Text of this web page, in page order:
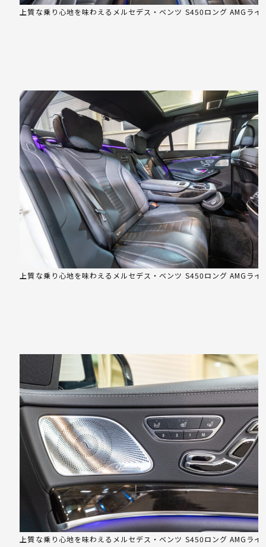
上質な乗り心地を味わえるメルセデス・ベンツ S450ロング AMGライ
上質な乗り心地を味わえるメルセデス・ベンツ S450ロング AMGライ
上質な乗り心地を味わえるメルセデス・ベンツ S450ロング AMGライ